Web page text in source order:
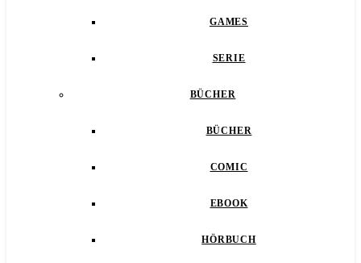
GAMES
SERIE
BÜCHER
BÜCHER
COMIC
EBOOK
HÖRBUCH